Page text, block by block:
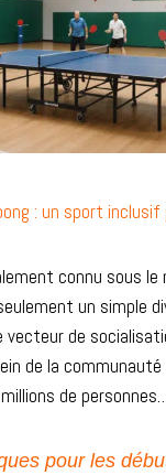
: un sport
connu sous
un simple
vecteur de
de la communauté
de
pour les